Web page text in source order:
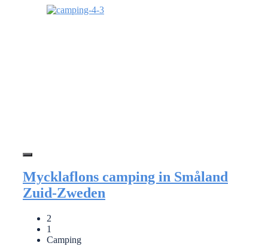
Mycklaflons camping in Småland
Zuid-Zweden
2
1
Camping